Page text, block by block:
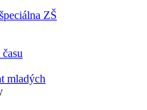
ZŠ
mladých